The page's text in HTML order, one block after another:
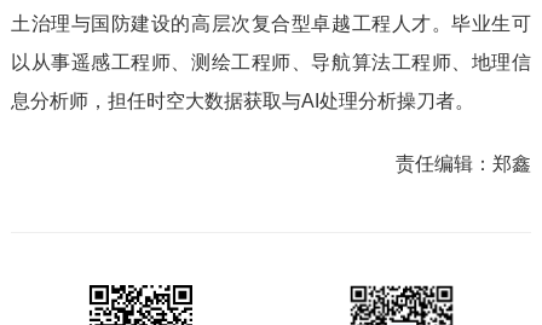
土治理与国防建设的高层次复合型卓越工程人才。毕业生可
以从事遥感工程师、测绘工程师、导航算法工程师、地理信
息分析师，担任时空大数据获取与AI处理分析操刀者。
责任编辑：郑鑫